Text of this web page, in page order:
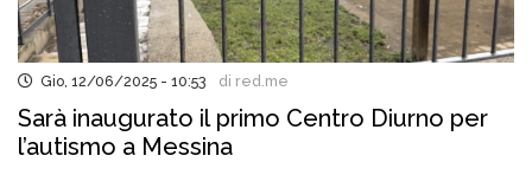
Gio, 12/06/2025 - 10:53 di red.me
Sarà inaugurato il primo Centro Diurno per
l’autismo a Messina